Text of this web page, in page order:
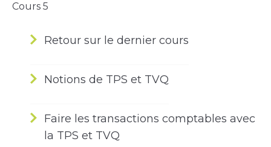
Cours 5
Retour sur le dernier cours
Notions de TPS et TVQ
Faire les transactions comptables avec
la TPS et TVQ